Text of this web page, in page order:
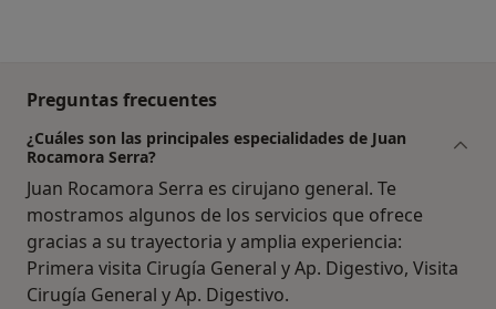
Preguntas frecuentes
¿Cuáles son las principales especialidades de Juan
Rocamora Serra?
Juan Rocamora Serra es cirujano general. Te
mostramos algunos de los servicios que ofrece
gracias a su trayectoria y amplia experiencia:
Primera visita Cirugía General y Ap. Digestivo, Visita
Cirugía General y Ap. Digestivo.